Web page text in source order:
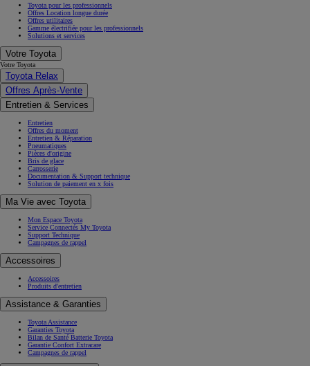
Toyota pour les professionnels
Offres Location longue durée
Offres utilitaires
Gamme électrifiée pour les professionnels
Solutions et services
Votre Toyota
Votre Toyota
Toyota Relax
Offres Après-Vente
Entretien & Services
Entretien
Offres du moment
Entretien & Réparation
Pneumatiques
Pièces d'origine
Bris de glace
Carrosserie
Documentation & Support technique
Solution de paiement en x fois
Ma Vie avec Toyota
Mon Espace Toyota
Service Connectés My Toyota
Support Technique
Campagnes de rappel
Accessoires
Accessoires
Produits d'entretien
Assistance & Garanties
Toyota Assistance
Garanties Toyota
Bilan de Santé Batterie Toyota
Garantie Confort Extracare
Campagnes de rappel